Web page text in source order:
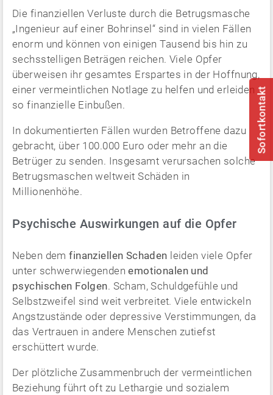
Die finanziellen Verluste durch die Betrugsmasche
„Ingenieur auf einer Bohrinsel“ sind in vielen Fällen
enorm und können von einigen Tausend bis hin zu
sechsstelligen Beträgen reichen. Viele Opfer
überweisen ihr gesamtes Erspartes in der Hoffnung,
einer vermeintlichen Notlage zu helfen und erleiden
so finanzielle Einbußen.
In dokumentierten Fällen wurden Betroffene dazu
gebracht, über 100.000 Euro oder mehr an die
Betrüger zu senden. Insgesamt verursachen solche
Betrugsmaschen weltweit Schäden in
Millionenhöhe.
Psychische Auswirkungen auf die Opfer
Neben demfinanziellen Schaden leiden viele Opfer
unter schwerwiegendenemotionalen und
psychischen Folgen. Scham, Schuldgefühle und
Selbstzweifel sind weit verbreitet. Viele entwickeln
Angstzustände oder depressive Verstimmungen, da
das Vertrauen in andere Menschen zutiefst
erschüttert wurde.
Der plötzliche Zusammenbruch der vermeintlichen
Beziehung führt oft zu Lethargie und sozialem
Sofortkontakt